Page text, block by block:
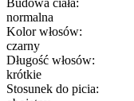
normalna
Kolor włosów:
czarny
Długość włosów:
krótkie
Stosunek do picia: